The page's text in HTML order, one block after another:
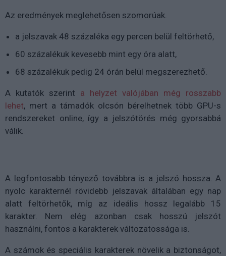
Az eredmények meglehetősen szomorúak.
a jelszavak 48 százaléka egy percen belül feltörhető,
60 százalékuk kevesebb mint egy óra alatt,
68 százalékuk pedig 24 órán belül megszerezhető.
A kutatók szerint a helyzet valójában még rosszabb
lehet, mert a támadók olcsón bérelhetnek több GPU-s
rendszereket online, így a jelszótörés még gyorsabbá
válik.
A legfontosabb tényező továbbra is a jelszó hossza. A
nyolc karakternél rövidebb jelszavak általában egy nap
alatt feltörhetők, míg az ideális hossz legalább 15
karakter. Nem elég azonban csak hosszú jelszót
használni, fontos a karakterek változatossága is.
A számok és speciális karakterek növelik a biztonságot,